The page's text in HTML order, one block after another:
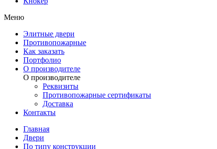
Меню
Элитные двери
Противопожарные
Как заказать
Портфолио
О производителе
О производителе
Реквизиты
Противопожарные сертификаты
Доставка
Контакты
Главная
Двери
По типу конструкции